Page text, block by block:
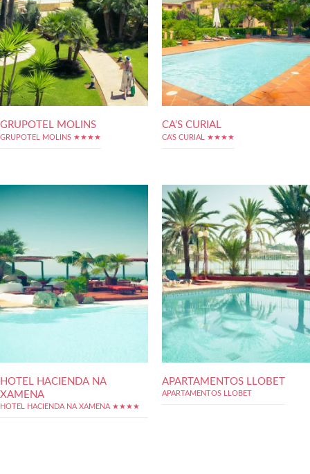
GRUPOTEL MOLINS
GRUPOTEL MOLINS ★★★★
CA’S CURIAL
CA'S CURIAL ★★★★
HOTEL HACIENDA NA
XAMENA
HOTEL HACIENDA NA XAMENA ★★★★
APARTAMENTOS LLOBET
APARTAMENTOS LLOBET